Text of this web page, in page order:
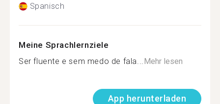
Spanisch
Meine Sprachlernziele
Ser fluente e sem medo de fala...Mehr lesen
App herunterladen